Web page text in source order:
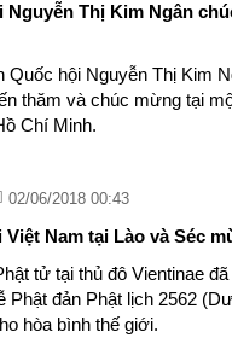
Nguyễn Thị Kim Ngân
Quốc hội Nguyễn Thị Kim
thăm và chúc mừng tại
Chí Minh.
02/06/2018 00:43
Nam tại Lào và Séc
tử tại thủ đô Vientinae
Phật đản Phật lịch 2562
hòa bình thế giới.